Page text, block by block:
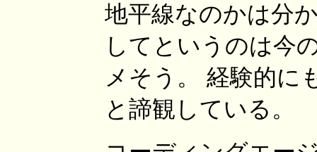
地平線なのかは分
してというのは今
メそう。 経験的に
と諦観している。